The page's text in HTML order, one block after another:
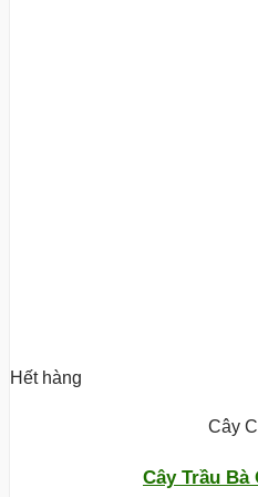
Hết hàng
Cây
Cây Trầu Bà